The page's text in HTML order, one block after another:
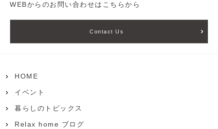
WEBからのお問い合わせはこちらから
Contact Us
HOME
イベント
暮らしのトピックス
Relax home ブログ